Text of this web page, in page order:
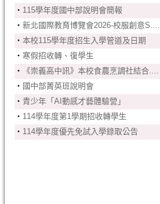
‧ 115學年度國中部說明會簡報
‧ 新北國際教育博覽會2026-校服創意S....
‧ 本校115學年度招生入學管道及日期
‧ 寒假招收轉、復學生
‧
《崇義高中訊》本校食農烹調社結合....
‧ 國中部菁英班說明會
‧ 青少年「AI動感才藝體驗營」
‧ 114學年度第1學期招收轉學生
‧ 114學年度優先免試入學錄取公告